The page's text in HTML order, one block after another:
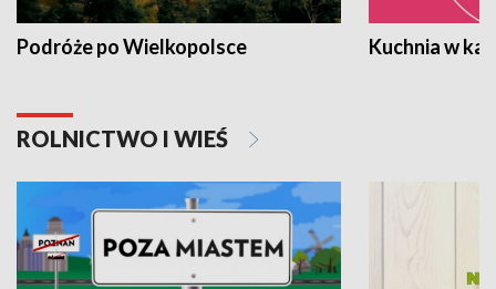
Podróże po Wielkopolsce Kuchnia w
ROLNICTWO I WIEŚ